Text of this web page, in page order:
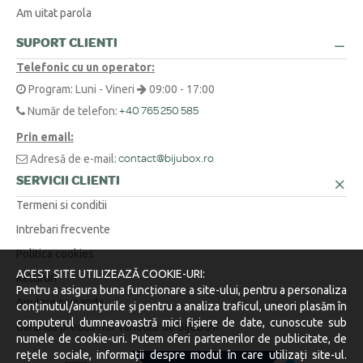
Am uitat parola
SUPORT CLIENTI
Telefonic cu un operator:
Program: Luni - Vineri
09:00 - 17:00
Număr de telefon: +40 765 250 585
Prin email:
Adresă de e-mail: contact@bijubox.ro
SERVICII CLIENTI
Termeni si conditii
Intrebari frecvente
Politica cookies
Retururi
Anulare comanda
Garantia produselor vandute de BijuBOX
ACEST SITE UTILIZEAZĂ COOKIE-URI:
Pentru a asigura buna funcționare a site-ului, pentru a personaliza
conținutul/anunțurile și pentru a analiza traficul, uneori plasăm în
computerul dumneavoastră mici fișiere de date, cunoscute sub
numele de cookie-uri. Putem oferi partenerilor de publicitate, de
rețele sociale, informații despre modul în care utilizați site-ul.